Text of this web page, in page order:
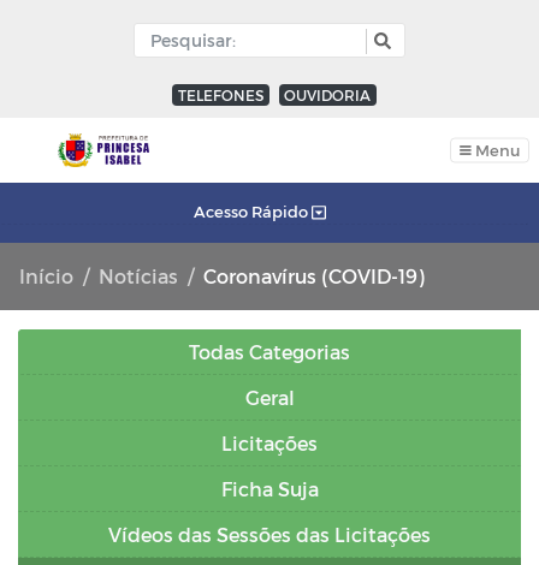
TELEFONES OUVIDORIA
Menu
Acesso Rápido
Início Notícias Coronavírus (COVID-19)
Todas Categorias
Geral
Licitações
Ficha Suja
Vídeos das Sessões das Licitações